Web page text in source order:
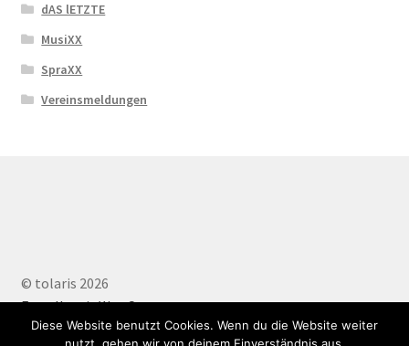
dAS lETZTE
MusiXX
SpraXX
Vereinsmeldungen
© tolaris 2026
Erstellt mit WooCommerce.
Diese Website benutzt Cookies. Wenn du die Website weiter